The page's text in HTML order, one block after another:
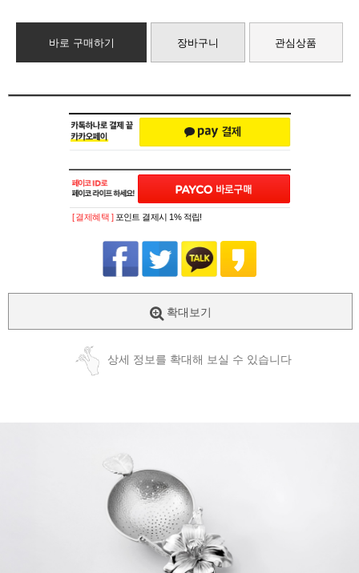
바로 구매하기 장바구니 관심상품
[ 결제혜택 ] 포인트 결제시 1% 적립!
확대보기
상세 정보를 확대해 보실 수 있습니다